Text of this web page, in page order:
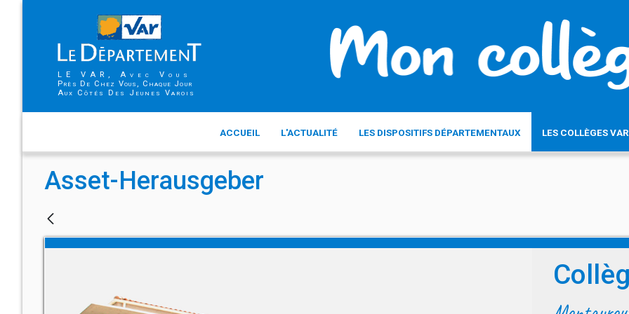
LE VAR, Avec Vous
Près De Chez Vous, Chaque Jour
Aux Côtés Des Jeunes Varois
ACCUEIL L'ACTUALITÉ LES DISPOSITIFS DÉPARTEMENTAUX LES COLLÈGES
Asset-Herausgeber